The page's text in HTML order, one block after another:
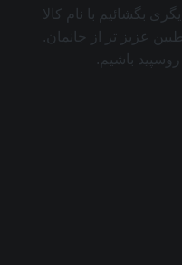
بگشائیم با نام کالا
عزیز تر از جانمان.
باشیم.